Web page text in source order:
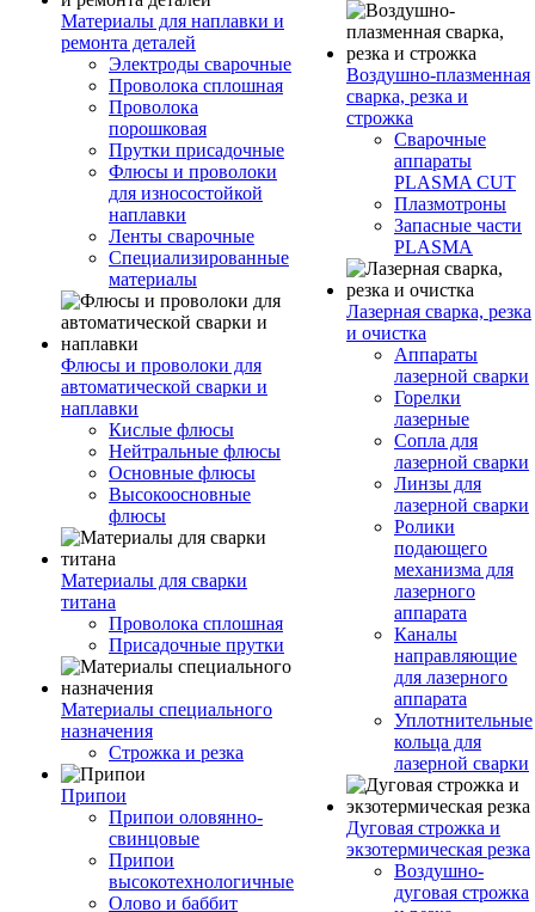
Материалы для наплавки и
ремонта деталей
Электроды сварочные
Проволока сплошная
Проволока
порошковая
Прутки присадочные
Флюсы и проволоки
для износостойкой
наплавки
Ленты сварочные
Специализированные
материалы
Флюсы и проволоки для
автоматической сварки и
наплавки
Кислые флюсы
Нейтральные флюсы
Основные флюсы
Высокоосновные
флюсы
Материалы для сварки
титана
Проволока сплошная
Присадочные прутки
Материалы специального
назначения
Строжка и резка
Припои
Припои оловянно-
свинцовые
Припои
высокотехнологичные
Олово и баббит
Воздушно-плазменная
сварка, резка и
строжка
Сварочные
аппараты
PLASMA CUT
Плазмотроны
Запасные части
PLASMA
Лазерная сварка, резка
и очистка
Аппараты
лазерной сварки
Горелки
лазерные
Сопла для
лазерной сварки
Линзы для
лазерной сварки
Ролики
подающего
механизма для
лазерного
аппарата
Каналы
направляющие
для лазерного
аппарата
Уплотнительные
кольца для
лазерной сварки
Дуговая строжка и
экзотермическая резка
Воздушно-
дуговая строжка